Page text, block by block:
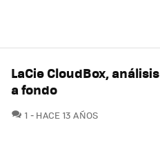
LaCie CloudBox, análisis
a fondo
1 COMENTARIOS
HACE 13 AÑOS